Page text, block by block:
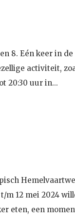
8. Eén keer in
activiteit,
20:30 uur in...
m 12 mei 2024
eten, een